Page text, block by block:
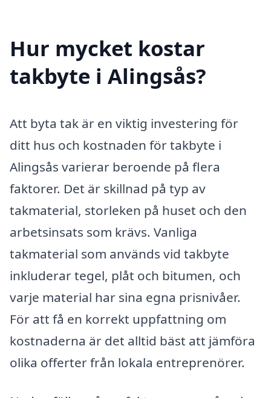
Hur mycket kostar
takbyte i Alingsås?
Att byta tak är en viktig investering för
ditt hus och kostnaden för takbyte i
Alingsås varierar beroende på flera
faktorer. Det är skillnad på typ av
takmaterial, storleken på huset och den
arbetsinsats som krävs. Vanliga
takmaterial som används vid takbyte
inkluderar tegel, plåt och bitumen, och
varje material har sina egna prisnivåer.
För att få en korrekt uppfattning om
kostnaderna är det alltid bäst att jämföra
olika offerter från lokala entreprenörer.